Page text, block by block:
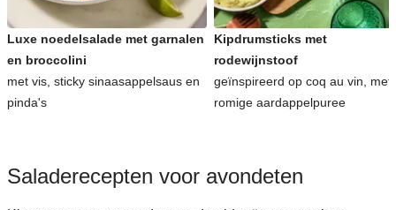
Luxe noedelsalade met garnalen
en broccolini
met vis, sticky sinaasappelsaus en
pinda's
Kipdrumsticks met
rodewijnstoof
geïnspireerd op coq au vin, met
romige aardappelpuree
Saladerecepten voor avondeten